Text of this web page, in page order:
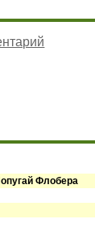
Флобера